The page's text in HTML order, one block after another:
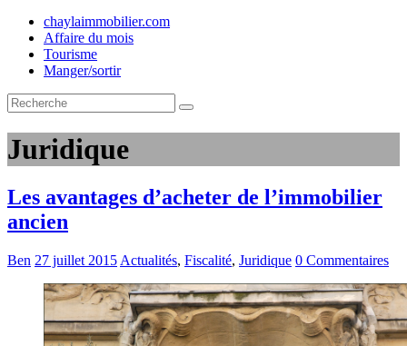
chaylaimmobilier.com
Affaire du mois
Tourisme
Manger/sortir
Juridique
Les avantages d’acheter de l’immobilier
ancien
Ben 27 juillet 2015 Actualités, Fiscalité, Juridique 0 Commentaires